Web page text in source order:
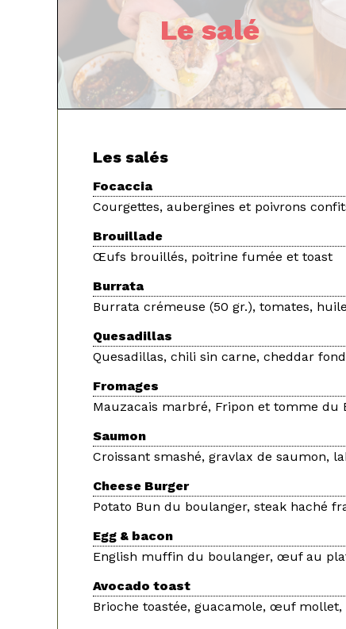
Le salé
Les salés
Focaccia
Courgettes, aubergines et poivrons
Brouillade
Œufs brouillés, poitrine fumée et toast
Burrata
Burrata crémeuse (50 gr.), tomates,
Quesadillas
Quesadillas, chili sin carne, cheddar
Fromages
Mauzacais marbré, Fripon et tomme du
Saumon
Croissant smashé, gravlax de saumon,
Cheese Burger
Potato Bun du boulanger, steak haché
Egg & bacon
English muffin du boulanger, œuf au
Avocado toast
Brioche toastée, guacamole, œuf mollet,